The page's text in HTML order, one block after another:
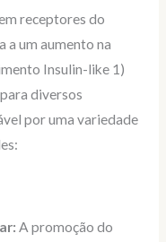
receptores do
a um aumento na
Insulin-like 1)
diversos
por uma variedade
A promoção do